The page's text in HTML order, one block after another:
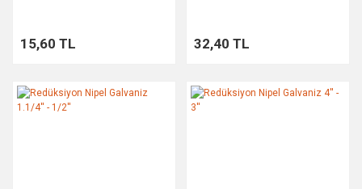
15,60 TL 32,40 TL